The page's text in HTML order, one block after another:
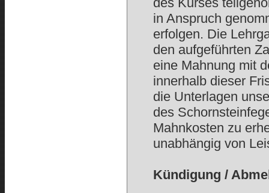
in Anspruch
erfolgen. Die
den aufgeführten
eine Mahnung mit
innerhalb dieser
die Unterlagen
des
Mahnkosten zu
unabhängig von
Kündigung /